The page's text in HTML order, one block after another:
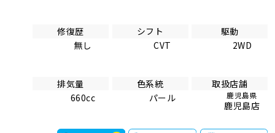
修復歴
無し
シフト
CVT
駆動
2WD
排気量
660cc
色系統
パール
取扱店舗
鹿児島県
鹿児島店